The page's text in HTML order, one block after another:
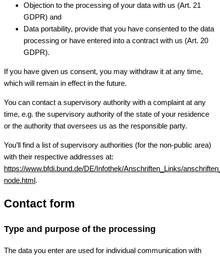
Objection to the processing of your data with us (Art. 21
GDPR) and
Data portability, provide that you have consented to the data
processing or have entered into a contract with us (Art. 20
GDPR).
If you have given us consent, you may withdraw it at any time,
which will remain in effect in the future.
You can contact a supervisory authority with a complaint at any
time, e.g. the supervisory authority of the state of your residence
or the authority that oversees us as the responsible party.
You’ll find a list of supervisory authorities (for the non-public area)
with their respective addresses at:
https://www.bfdi.bund.de/DE/Infothek/Anschriften_Links/
node.html.
Contact form
Type and purpose of the processing
The data you enter are used for individual communication with